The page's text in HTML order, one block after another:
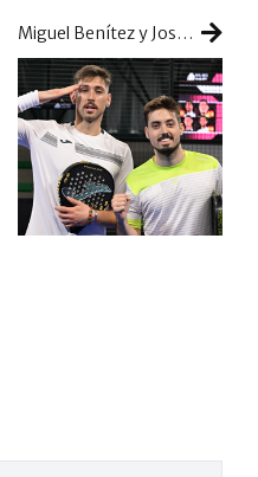
Miguel Benítez y José Rico necesitan horas extra para lograr seguir vivos en Milán